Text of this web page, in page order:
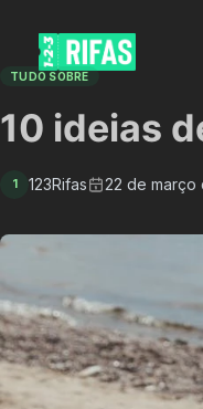
TUDO SOBRE
10 ideias
1 123Rifas 22 de março